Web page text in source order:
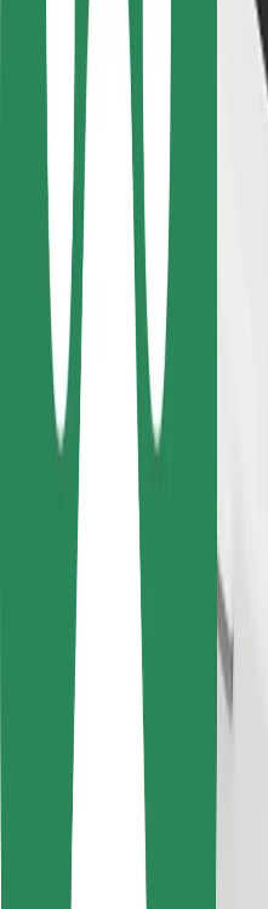
მგზავრებისთვის
მძღოლებისთვის
კურიერებისთვის
Bolt Food
ავტოპარკის
რესტორნებისთვის
Bolt for Business
სხვა
მომწოდებლები
წესები და
Cookies
უსაფრთხოება
მიიღე
გადმოწერე
იპოვე შენი
გადმოწერე